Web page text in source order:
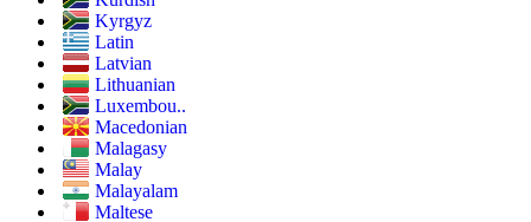
Kyrgyz
Latin
Latvian
Lithuanian
Luxembou..
Macedonian
Malagasy
Malay
Malayalam
Maltese